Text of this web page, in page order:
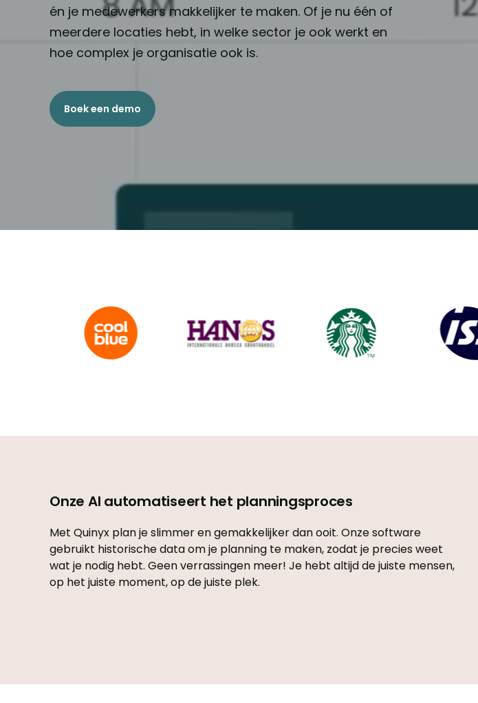
én je medewerkers makkelijker te maken. Of je nu één of
meerdere locaties hebt, in welke sector je ook werkt en
hoe complex je organisatie ook is.
Boek een demo
Onze AI automatiseert het planningsproces
Met Quinyx plan je slimmer en gemakkelijker dan ooit. Onze software
gebruikt historische data om je planning te maken, zodat je precies weet
wat je nodig hebt. Geen verrassingen meer! Je hebt altijd de juiste mensen,
op het juiste moment, op de juiste plek.